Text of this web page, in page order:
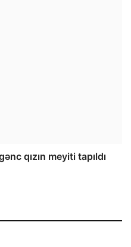
qızın meyiti tapıldı